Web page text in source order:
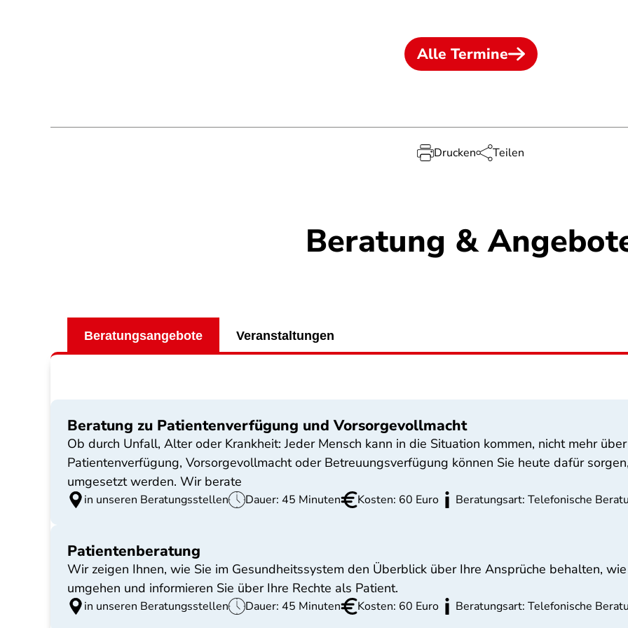
Alle Termine
Drucken Teilen
Beratung &
Beratungsangebote Veranstaltungen
Beratung zu Patientenverfügung und Vorsorgevollmacht
Ob durch Unfall, Alter oder Krankheit: Jeder Mensch kann in die Situation kommen, nicht mehr
Patientenverfügung, Vorsorgevollmacht oder Betreuungsverfügung können Sie heute dafür
umgesetzt werden. Wir berate
in unseren Beratungsstellen Dauer: 45 Minuten Kosten: 60 Euro Beratungsart: Telefonische
Patientenberatung
Wir zeigen Ihnen, wie Sie im Gesundheitssystem den Überblick über Ihre Ansprüche behalten,
umgehen und informieren Sie über Ihre Rechte als Patient.
in unseren Beratungsstellen Dauer: 45 Minuten Kosten: 60 Euro Beratungsart: Telefonische